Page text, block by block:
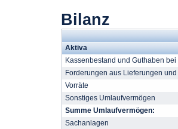
Bilanz
Aktiva
Kassenbestand und Guthaben
Forderungen aus Lieferungen
Vorräte
Sonstiges Umlaufvermögen
Summe Umlaufvermögen:
Sachanlagen